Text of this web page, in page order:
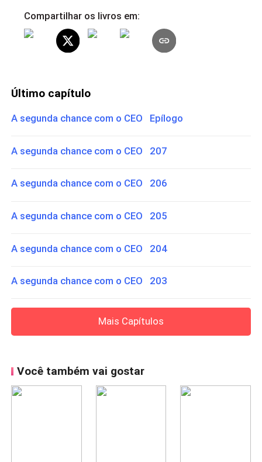
Compartilhar os livros em:
Último capítulo
A segunda chance com o CEO Epílogo
A segunda chance com o CEO 207
A segunda chance com o CEO 206
A segunda chance com o CEO 205
A segunda chance com o CEO 204
A segunda chance com o CEO 203
Mais Capítulos
Você também vai gostar